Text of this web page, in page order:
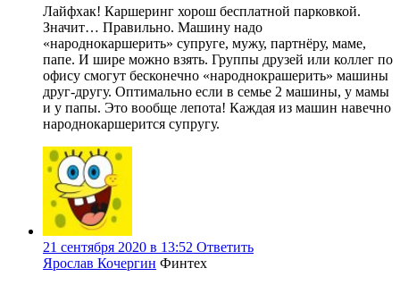
Лайфхак! Каршеринг хорош бесплатной парковкой.
Значит… Правильно. Машину надо
«народнокаршерить» супруге, мужу, партнёру, маме,
папе. И шире можно взять. Группы друзей или коллег по
офису смогут бесконечно «народнокрашерить» машины
друг-другу. Оптимально если в семье 2 машины, у мамы
и у папы. Это вообще лепота! Каждая из машин навечно
народнокаршерится супругу.
21 сентября 2020 в 13:52 Ответить
Ярослав Кочергин Финтех